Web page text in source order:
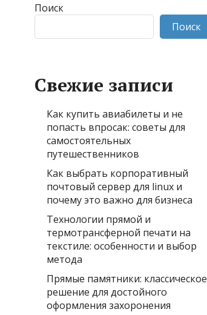
Поиск
Поиск
Свежие записи
Как купить авиабилеты и не
попасть впросак: советы для
самостоятельных
путешественников
Как выбрать корпоративный
почтовый сервер для linux и
почему это важно для бизнеса
Технологии прямой и
термотрансферной печати на
текстиле: особенности и выбор
метода
Прямые памятники: классическое
решение для достойного
оформления захоронения